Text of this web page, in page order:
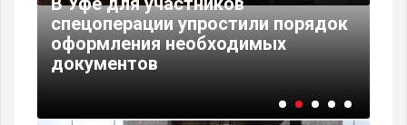
спецоперации упростили порядок
оформления необходимых
документов